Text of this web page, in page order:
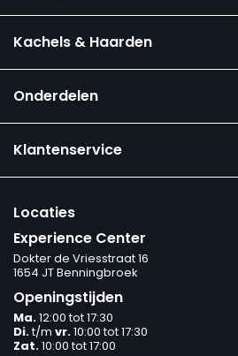
Kachels & Haarden
Onderdelen
Klantenservice
Locaties
Experience Center
Dokter de Vriesstraat 16
1654 JT Benningbroek
Openingstijden
Ma.12:00 tot 17:30
Di.t/m vr.10:00 tot 17:30
Zat.10:00 tot 17:00